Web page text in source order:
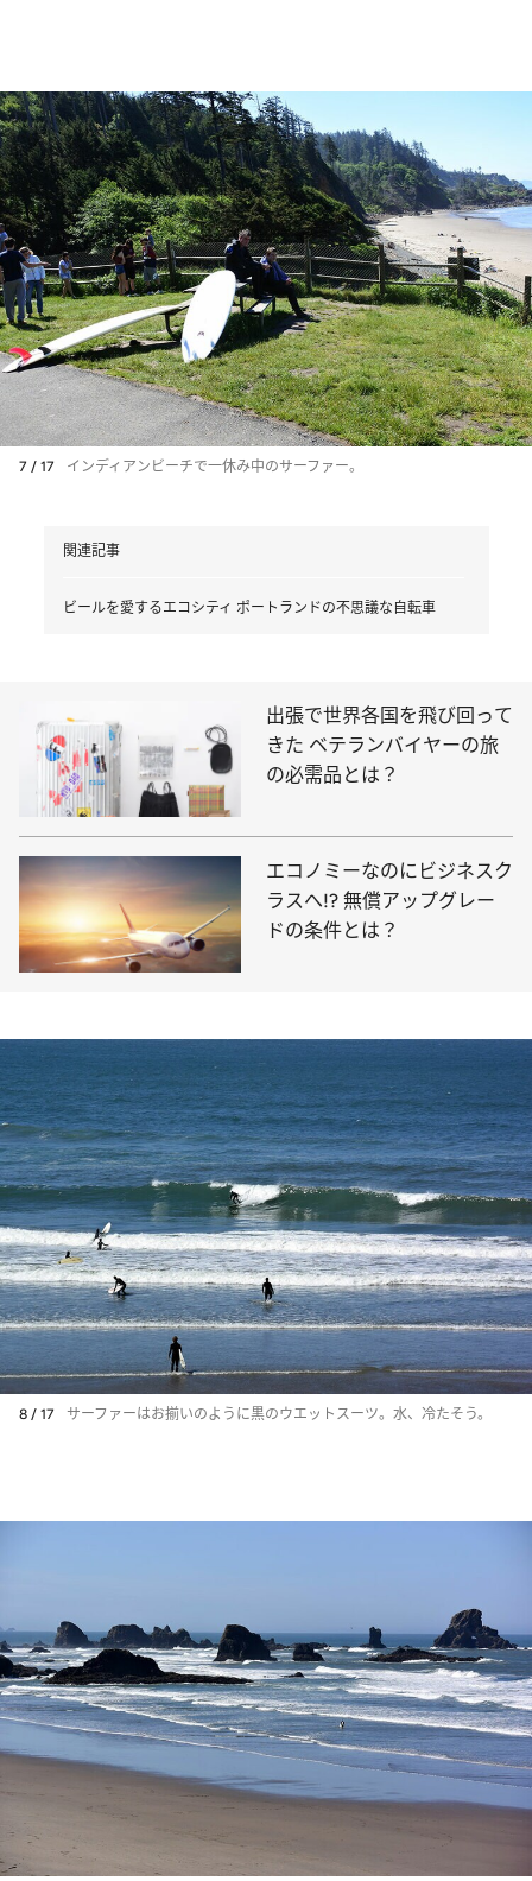
7 / 17 インディアンビーチで一休み中のサーファー。
関連記事
ビールを愛するエコシティ ポートランドの不思議な自転車
出張で世界各国を飛び回って
きた ベテランバイヤーの旅
の必需品とは？
エコノミーなのにビジネスク
ラスへ!? 無償アップグレー
ドの条件とは？
8 / 17 サーファーはお揃いのように黒のウエットスーツ。水、冷たそう。